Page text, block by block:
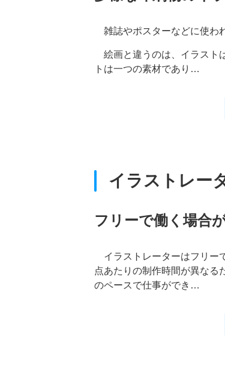
雑誌やポスターなどに使わ
絵画と違うのは、イラスト
トは一つの素材であり…
イラストレー
フリーで働く場合
イラストレーターはフリー
点あたりの制作時間が異なる
のペースで仕事ができ…